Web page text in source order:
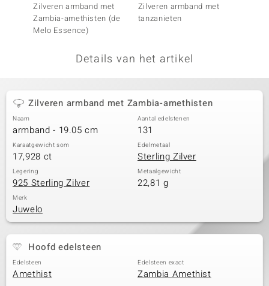
Zilveren armband met
Zambia-amethisten (de
Melo Essence)
Zilveren armband met
tanzanieten
Details van het artikel
Zilveren armband met Zambia-amethisten
Naam
armband - 19.05 cm
Aantal edelstenen
131
Karaatgewicht som
17,928 ct
Edelmetaal
Sterling Zilver
Legering
925 Sterling Zilver
Metaalgewicht
22,81 g
Merk
Juwelo
Hoofd edelsteen
Edelsteen
Amethist
Edelsteen exact
Zambia Amethist